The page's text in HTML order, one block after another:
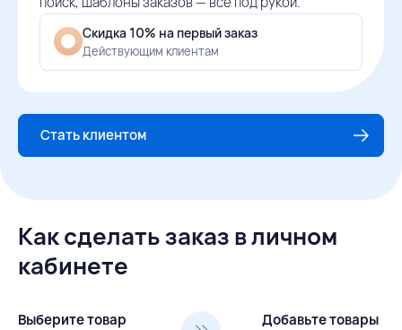
Скидка 10% на первый заказ
Действующим клиентам
Стать клиентом
Как сделать заказ в личном
кабинете
Выберите товар
Добавьте товары